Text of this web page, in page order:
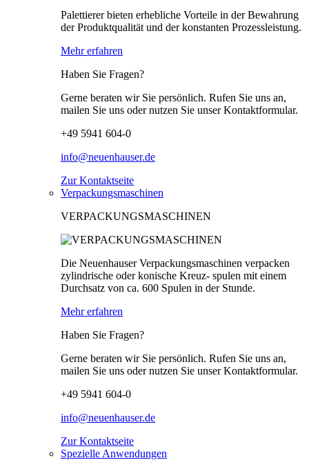
Palettierer bieten erhebliche Vorteile in der Bewahrung
der Produktqualität und der konstanten Prozessleistung.
Mehr erfahren
Haben Sie Fragen?
Gerne beraten wir Sie persönlich. Rufen Sie uns an,
mailen Sie uns oder nutzen Sie unser Kontaktformular.
+49 5941 604-0
info@neuenhauser.de
Zur Kontaktseite
Verpackungsmaschinen
VERPACKUNGSMASCHINEN
Die Neuenhauser Verpackungsmaschinen verpacken
zylindrische oder konische Kreuz- spulen mit einem
Durchsatz von ca. 600 Spulen in der Stunde.
Mehr erfahren
Haben Sie Fragen?
Gerne beraten wir Sie persönlich. Rufen Sie uns an,
mailen Sie uns oder nutzen Sie unser Kontaktformular.
+49 5941 604-0
info@neuenhauser.de
Zur Kontaktseite
Spezielle Anwendungen